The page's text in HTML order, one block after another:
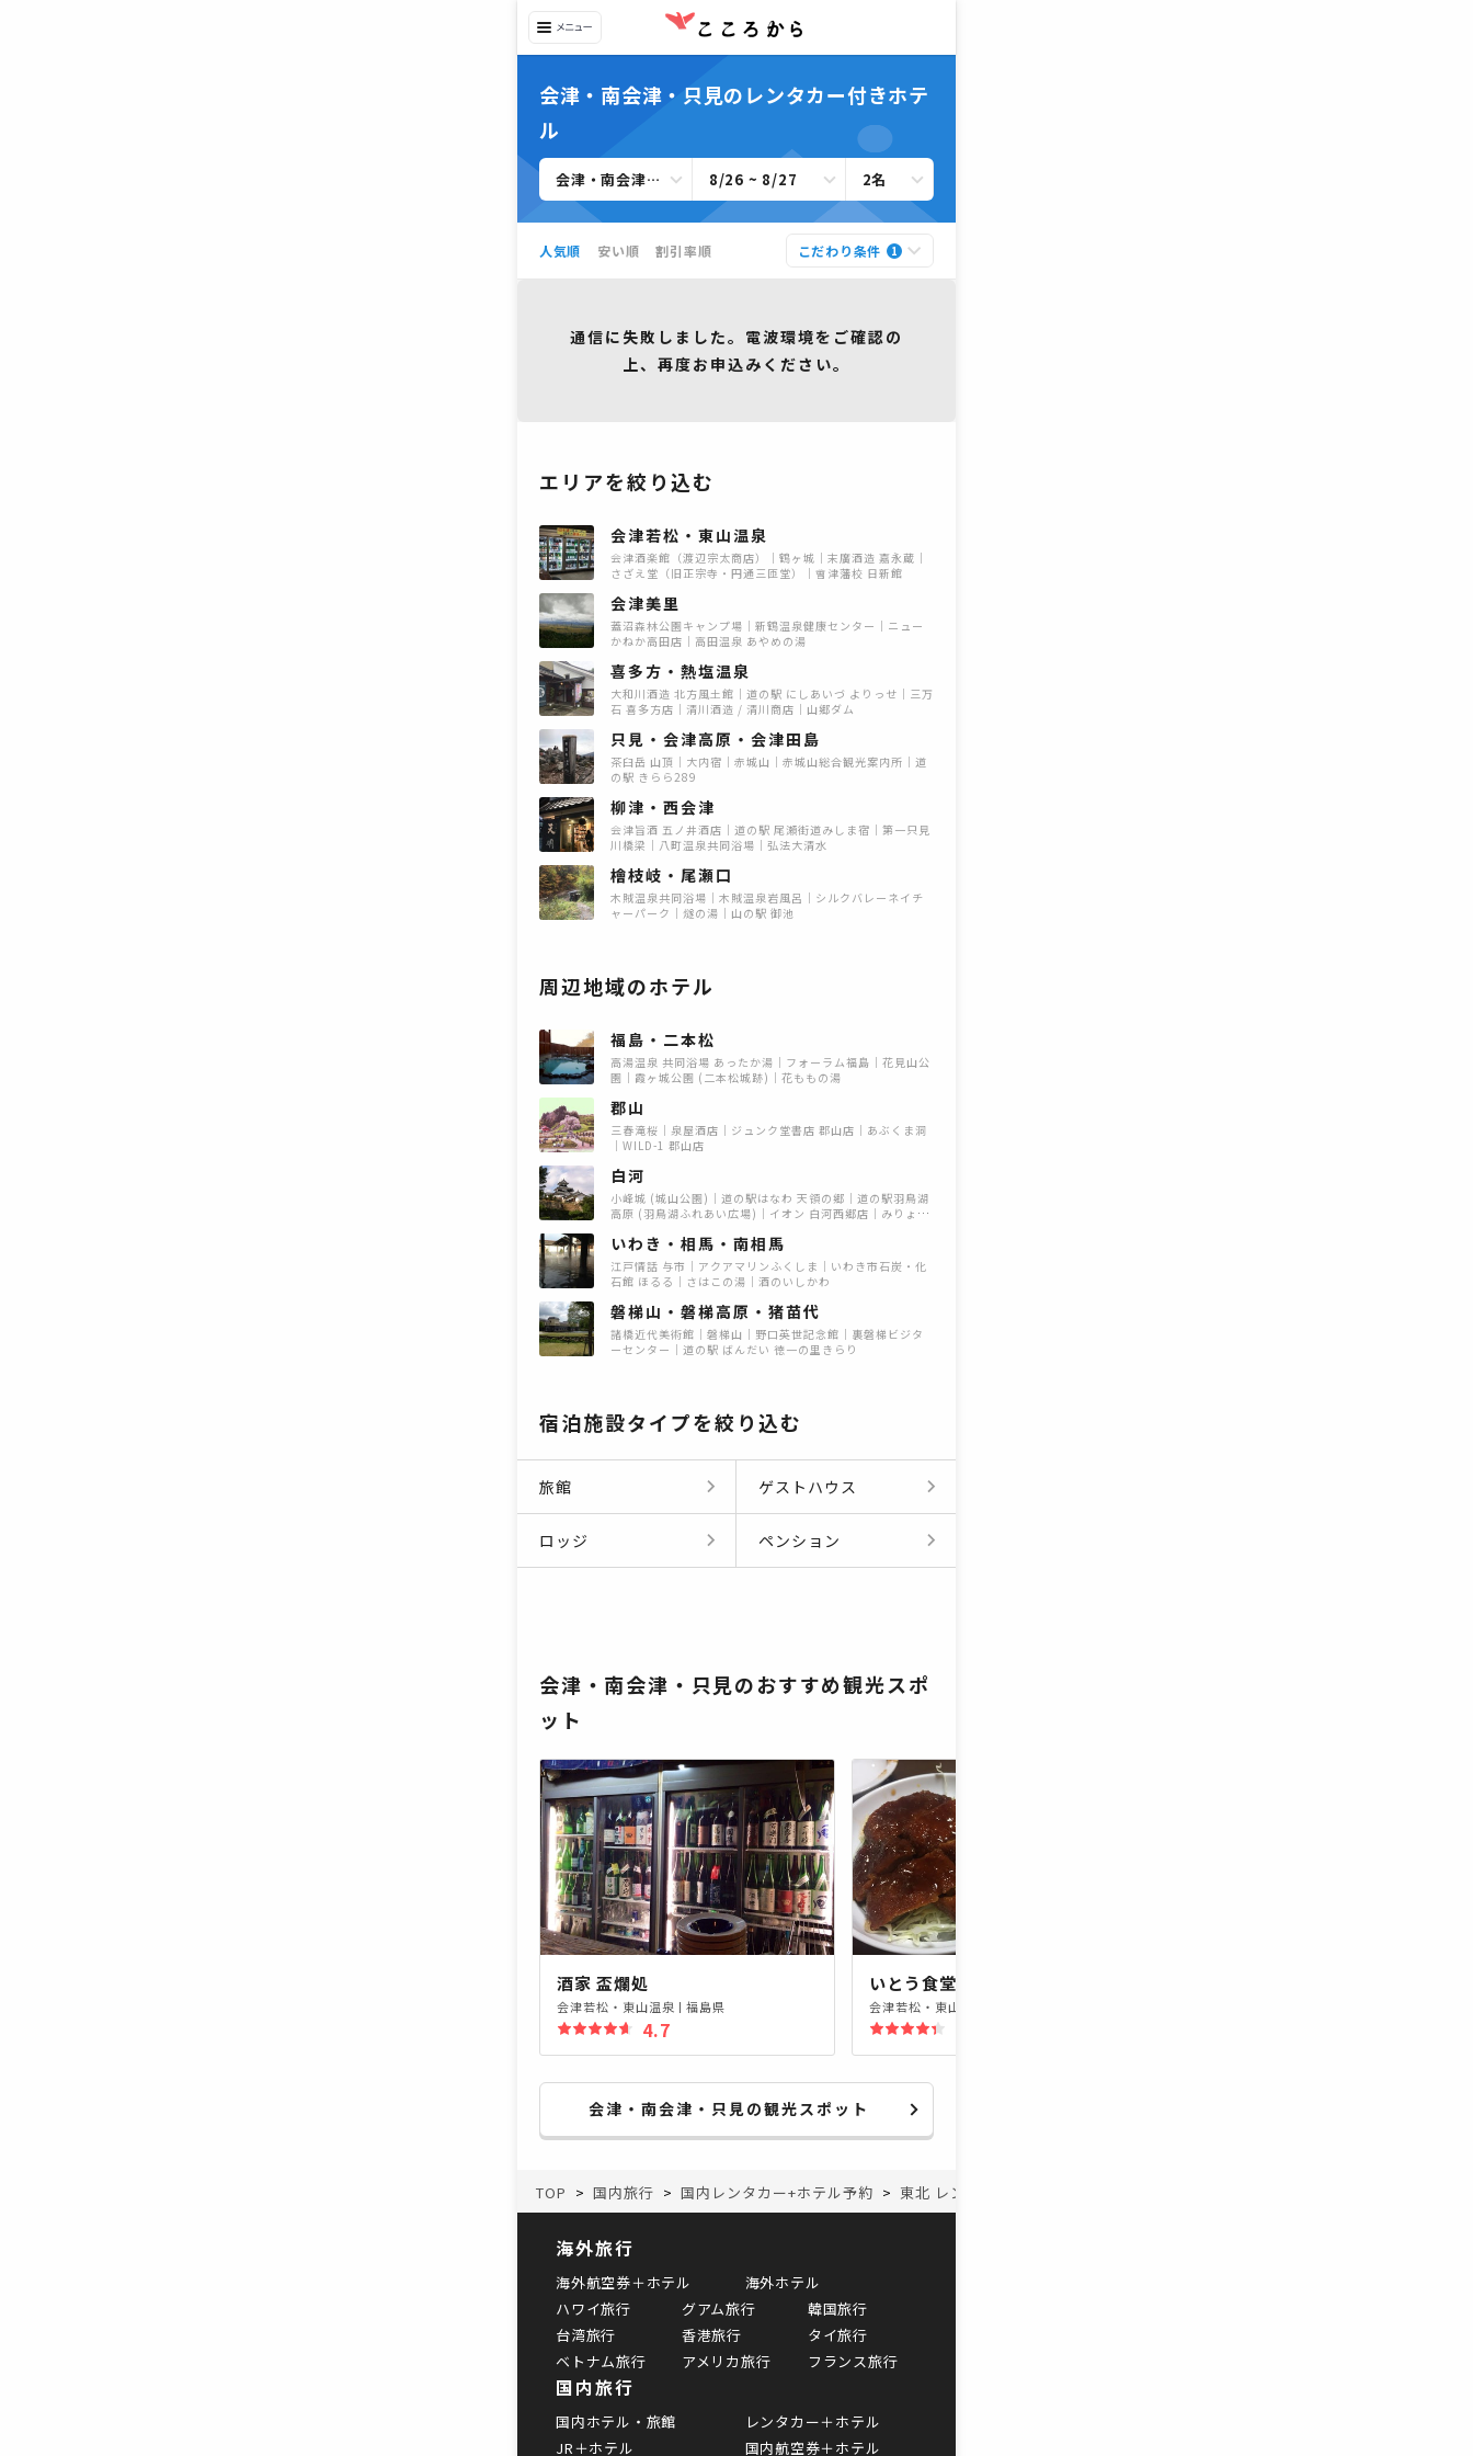
会津・南会津・只見のレンタカー付きホテ
ル
会津・南会津・只見すべて 8/26 ~ 8/27 2名
人気順 安い順 割引率順 こだわり条件 1
通信に失敗しました。電波環境をご確認の
上、再度お申込みください。
エリアを絞り込む
会津若松・東山温泉
会津酒楽館（渡辺宗太商店） 鶴ヶ城
末廣酒造 嘉永蔵
さざえ堂（旧正宗寺・円通三匝堂）
會津藩校 日新館
会津美里
蓋沼森林公園キャンプ場 新鶴温泉健康センター
ニュー
かねか高田店
高田温泉 あやめの湯
喜多方・熱塩温泉
大和川酒造 北方風土館 道の駅 にしあいづ よりっせ
三万
石 喜多方店
清川酒造 / 清川商店 山郷ダム
只見・会津高原・会津田島
茶臼岳 山頂 大内宿 赤城山 赤城山総合観光案内所
道
の駅 きらら289
柳津・西会津
会津旨酒 五ノ井酒店 道の駅 尾瀬街道みしま宿
第一只見
川橋梁
八町温泉共同浴場 弘法大清水
檜枝岐・尾瀬口
木賊温泉共同浴場 木賊温泉岩風呂
シルクバレーネイチ
ャーパーク
燧の湯 山の駅 御池
周辺地域のホテル
福島・二本松
高湯温泉 共同浴場 あったか湯 フォーラム福島
花見山公
園
霞ヶ城公園 (二本松城跡) 花ももの湯
郡山
三春滝桜 泉屋酒店 ジュンク堂書店 郡山店
あぶくま洞
WILD-1 郡山店
白河
小峰城 (城山公園) 道の駅はなわ 天領の郷
道の駅羽鳥湖
高原 (羽鳥湖ふれあい広場)
イオン 白河西郷店
みりょく
いわき・相馬・南相馬
江戸情話 与市 アクアマリンふくしま
いわき市石炭・化
石館 ほるる
さはこの湯 酒のいしかわ
磐梯山・磐梯高原・猪苗代
諸橋近代美術館 磐梯山 野口英世記念館
裏磐梯ビジタ
ーセンター
道の駅 ばんだい 徳一の里きらり
宿泊施設タイプを絞り込む
旅館 ゲストハウス
ロッジ ペンション
会津・南会津・只見のおすすめ観光スポ
ット
酒家 盃爛処
会津若松・東山温泉 | 福島県
4.7
いとう食堂
会津若松・東山温泉
会津・南会津・只見の観光スポット
TOP 国内旅行 国内レンタカー+ホテル予約 東北 レンタカー+ホテル
海外旅行
海外航空券＋ホテル
海外ホテル
ハワイ旅行
グアム旅行
韓国旅行
台湾旅行
香港旅行
タイ旅行
ベトナム旅行
アメリカ旅行 フランス旅行
国内旅行
国内ホテル・旅館
レンタカー＋ホテル
JR＋ホテル
国内航空券＋ホテル